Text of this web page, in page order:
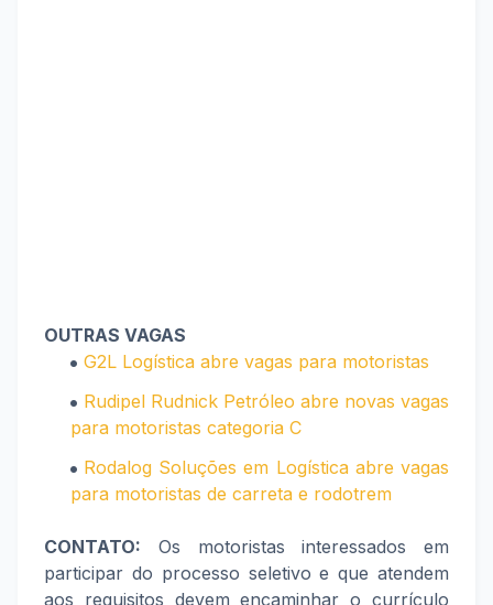
OUTRAS VAGAS
G2L Logística abre vagas para motoristas
Rudipel Rudnick Petróleo abre novas vagas
para motoristas categoria C
Rodalog Soluções em Logística abre vagas
para motoristas de carreta e rodotrem
CONTATO: Os motoristas interessados em
participar do processo seletivo e que atendem
aos requisitos devem encaminhar o currículo